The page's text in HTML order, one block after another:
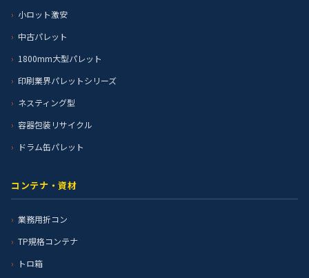
小ロット激安
中古パレット
1800mm大型パレット
印刷業界パレットシリーズ
ネスティング型
容器包装リサイクル
ドラム缶パレット
コンテナ・資材
業務用折コン
TP規格コンテナ
トロ箱